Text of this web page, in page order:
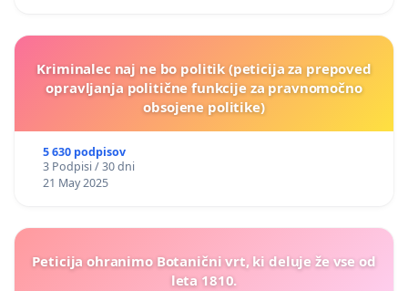
Kriminalec naj ne bo politik (peticija za prepoved
opravljanja politične funkcije za pravnomočno
obsojene politike)
5 630 podpisov
3 Podpisi / 30 dni
21 May 2025
Peticija ohranimo Botanični vrt, ki deluje že vse od
leta 1810.